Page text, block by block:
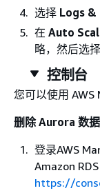
选择 Logs &
在 Auto
略，然后选择
控制台
您可以使用 AWS
删除 Aurora 数
登录AWS
Amazon RDS
https://